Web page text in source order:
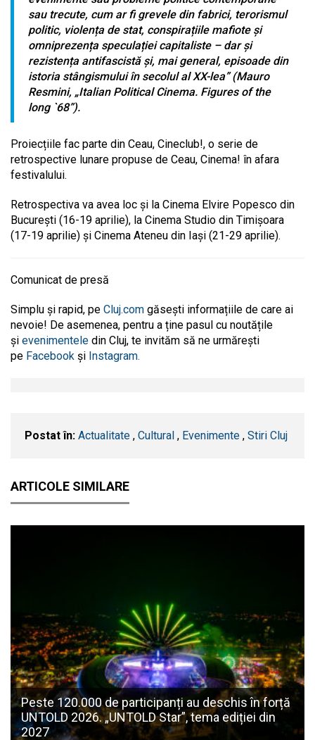
sau trecute, cum ar fi grevele din fabrici, terorismul
politic, violența de stat, conspirațiile mafiote și
omniprezența speculației capitaliste – dar și
rezistența antifascistă și, mai general, episoade din
istoria stângismului în secolul al XX-lea” (Mauro
Resmini, „Italian Political Cinema. Figures of the
long `68”).
Proiecțiile fac parte din Ceau, Cineclub!, o serie de
retrospective lunare propuse de Ceau, Cinema! în afara
festivalului.
Retrospectiva va avea loc şi la Cinema Elvire Popesco din
Bucureşti (16-19 aprilie), la Cinema Studio din Timişoara
(17-19 aprilie) şi Cinema Ateneu din Iaşi (21-29 aprilie).
Comunicat de presă
Simplu și rapid, pe Cluj.com găsești informațiile de care ai
nevoie! De asemenea, pentru a ține pasul cu noutățile
și evenimentele din Cluj, te invităm să ne urmărești
pe Facebook și Instagram.
Postat în: Actualitate , Cultural , Evenimente , Stiri Cluj
ARTICOLE SIMILARE
Peste 120.000 de participanți au deschis în forță
UNTOLD 2026. „UNTOLD Star”, tema ediției din
2027